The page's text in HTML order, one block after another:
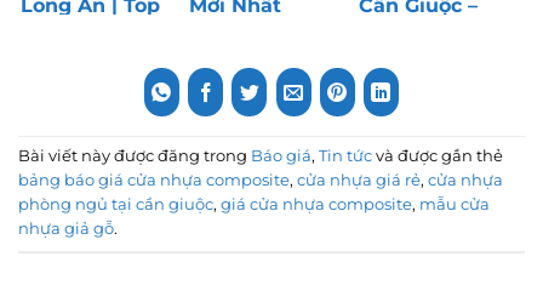
Long An | Top
Mới Nhất
Cần Giuộc –
Bài viết này được đăng trong Báo giá, Tin tức và được gắn thẻ
bảng báo giá cửa nhựa composite, cửa nhựa giá rẻ, cửa nhựa
phòng ngủ tại cần giuộc, giá cửa nhựa composite, mẫu cửa
nhựa giả gỗ.